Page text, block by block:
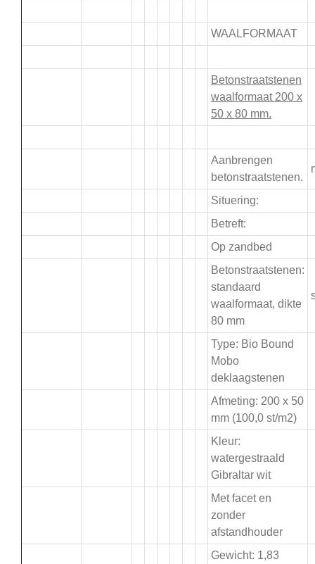
WAALFORMAAT
Betonstraatstenen
waalformaat 200 x
50 x 80 mm.
Aanbrengen
betonstraatstenen.
Situering:
Betreft:
Op zandbed
Betonstraatstenen:
standaard
waalformaat, dikte
80 mm
Type: Bio Bound
Mobo
deklaagstenen
Afmeting: 200 x 50
mm (100,0 st/m2)
Kleur:
watergestraald
Gibraltar wit
Met facet en
zonder
afstandhouder
Gewicht: 1,83